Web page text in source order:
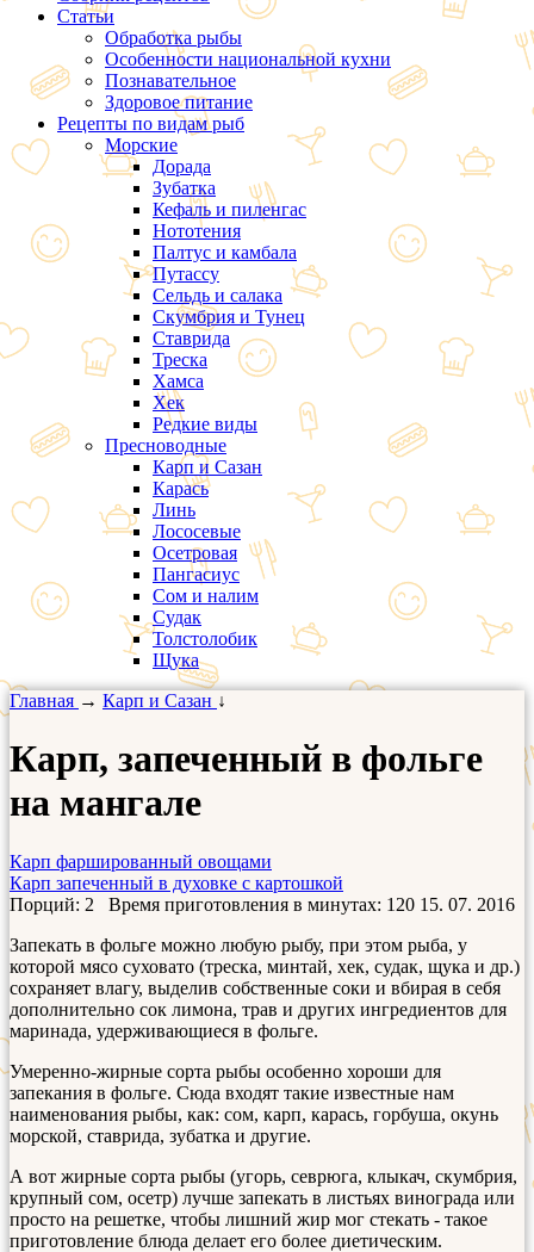
Статьи
Обработка рыбы
Особенности национальной кухни
Познавательное
Здоровое питание
Рецепты по видам рыб
Морские
Дорада
Зубатка
Кефаль и пиленгас
Нототения
Палтус и камбала
Путассу
Сельдь и салака
Скумбрия и Тунец
Ставрида
Треска
Хамса
Хек
Редкие виды
Пресноводные
Карп и Сазан
Карась
Линь
Лососевые
Осетровая
Пангасиус
Сом и налим
Судак
Толстолобик
Щука
Главная → Карп и Сазан ↓
Карп, запеченный в фольге
на мангале
Карп фаршированный овощами
Карп запеченный в духовке с картошкой
Порций: 2 Время приготовления в минутах: 120 15. 07. 2016
Запекать в фольге можно любую рыбу, при этом рыба, у
которой мясо суховато (треска, минтай, хек, судак, щука и др.)
сохраняет влагу, выделив собственные соки и вбирая в себя
дополнительно сок лимона, трав и других ингредиентов для
маринада, удерживающиеся в фольге.
Умеренно-жирные сорта рыбы особенно хороши для
запекания в фольге. Сюда входят такие известные нам
наименования рыбы, как: сом, карп, карась, горбуша, окунь
морской, ставрида, зубатка и другие.
А вот жирные сорта рыбы (угорь, севрюга, клыкач, скумбрия,
крупный сом, осетр) лучше запекать в листьях винограда или
просто на решетке, чтобы лишний жир мог стекать - такое
приготовление блюда делает его более диетическим.